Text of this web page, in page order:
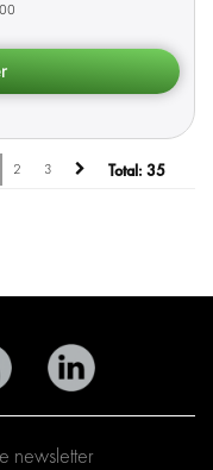
2 3 Total: 35
newsletter